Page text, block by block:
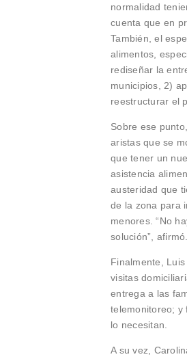
normalidad
cuenta que en
También, el
alimentos,
rediseñar la
municipios, 2)
reestructurar el
Sobre ese
aristas que se
que tener un
asistencia
austeridad que
de la zona para
menores. “No
solución”, afirmó.
Finalmente,
visitas
entrega a las
telemonitoreo; y
lo necesitan.
A su vez,